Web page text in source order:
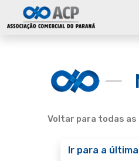
Voltar para todas
Ir para a